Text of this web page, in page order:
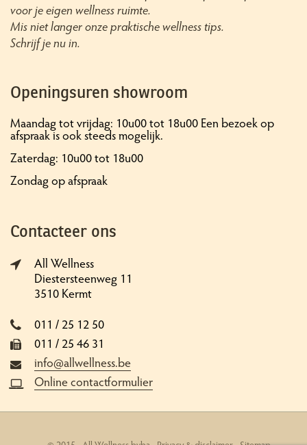
voor je eigen wellness ruimte.
Mis niet langer onze praktische wellness tips.
Schrijf je nu in.
Openingsuren showroom
Maandag tot vrijdag: 10u00 tot 18u00 Een bezoek op
afspraak is ook steeds mogelijk.
Zaterdag: 10u00 tot 18u00
Zondag op afspraak
Contacteer ons
All Wellness
Diestersteenweg 11
3510 Kermt
011 / 25 12 50
011 / 25 46 31
info@allwellness.be
Online contactformulier